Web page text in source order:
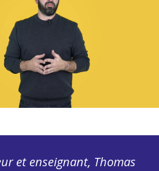
et enseignant, Thomas